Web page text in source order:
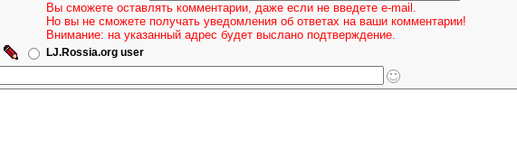
Вы сможете оставлять комментарии, даже если не введете e-mail.
Но вы не сможете получать уведомления об ответах на ваши комментарии!
Внимание: на указанный адрес будет выслано подтверждение.
LJ.Rossia.org user